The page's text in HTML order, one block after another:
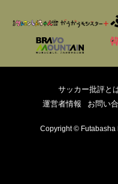
サッカー批評と
運営者情報
お問い
Copyright © Futabasha